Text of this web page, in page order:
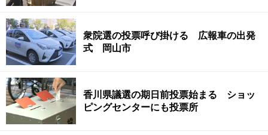
衆院選の投票呼び掛ける 広報車の出発
式 岡山市
香川県議選の期日前投票始まる ショッ
ピングセンターにも投票所